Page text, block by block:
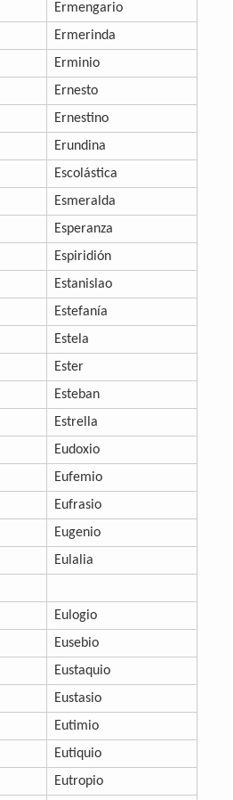
Ermengario
Ermerinda
Erminio
Ernesto
Ernestino
Erundina
Escolástica
Esmeralda
Esperanza
Espiridión
Estanislao
Estefanía
Estela
Ester
Esteban
Estrella
Eudoxio
Eufemio
Eufrasio
Eugenio
Eulalia
Eulogio
Eusebio
Eustaquio
Eustasio
Eutimio
Eutiquio
Eutropio